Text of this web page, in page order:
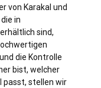
von Karakal und
in
sind,
die Kontrolle
bist, welcher
passt, stellen wir